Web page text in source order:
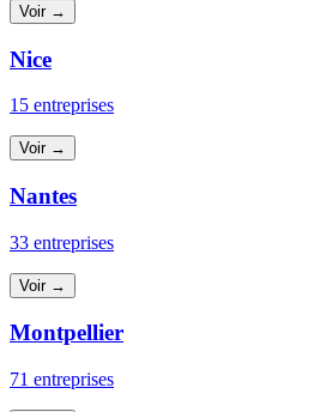
Voir →
Nice
15 entreprises
Voir →
Nantes
33 entreprises
Voir →
Montpellier
71 entreprises